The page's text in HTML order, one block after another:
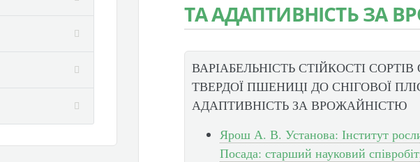
ТА АДАПТИВНІСТЬ ЗА
ВАРІАБЕЛЬНІСТЬ СТІЙКОСТІ
ТВЕРДОЇ ПШЕНИЦІ ДО СНІГОВОЇ
АДАПТИВНІСТЬ ЗА ВРОЖАЙНІСТЮ
Ярош А. В. Установа: Інститут
Посада: старший науковий